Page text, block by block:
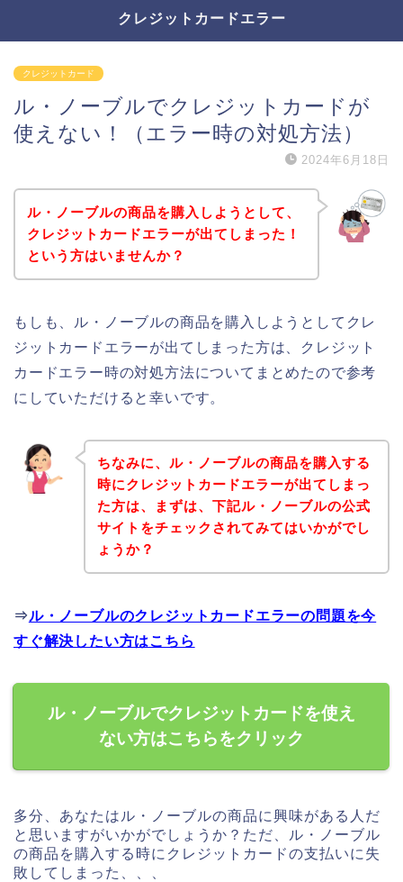
クレジットカードエラー
クレジットカード
ル・ノーブルでクレジットカードが
使えない！（エラー時の対処方法）
2024年6月18日
ル・ノーブルの商品を購入しようとして、
クレジットカードエラーが出てしまった！
という方はいませんか？
もしも、ル・ノーブルの商品を購入しようとしてクレ
ジットカードエラーが出てしまった方は、クレジット
カードエラー時の対処方法についてまとめたので参考
にしていただけると幸いです。
ちなみに、ル・ノーブルの商品を購入する
時にクレジットカードエラーが出てしまっ
た方は、まずは、下記ル・ノーブルの公式
サイトをチェックされてみてはいかがでし
ょうか？
⇒ル・ノーブルのクレジットカードエラーの問題を今
すぐ解決したい方はこちら
ル・ノーブルでクレジットカードを使え
ない方はこちらをクリック
多分、あなたはル・ノーブルの商品に興味がある人だ
と思いますがいかがでしょうか？ただ、ル・ノーブル
の商品を購入する時にクレジットカードの支払いに失
敗してしまった、、、